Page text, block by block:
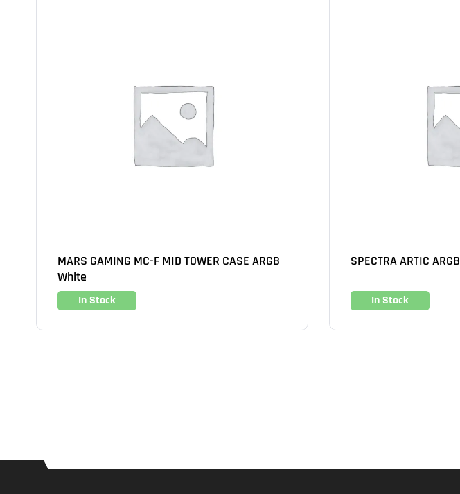
MARS GAMING MC-F MID TOWER CASE ARGB
White
In Stock
SPECTRA ARTIC ARGB
In Stock